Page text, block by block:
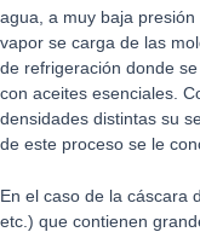
agua, a muy baja
vapor se carga de las
de refrigeración donde
con aceites esenciales.
densidades distintas su
de este proceso se le
En el caso de la cáscara
etc.) que contienen